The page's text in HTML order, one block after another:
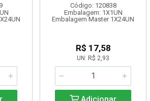
Código: 120838
Embalagem: 1X1UN
Embalagem Master 1X24UN
R$ 17,58
UN: R$ 2,93